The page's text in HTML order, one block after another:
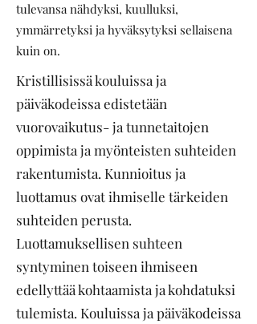
tulevansa nähdyksi, kuulluksi,
ymmärretyksi ja hyväksytyksi sellaisena
kuin on.
Kristillisissä kouluissa ja
päiväkodeissa edistetään
vuorovaikutus- ja tunnetaitojen
oppimista ja myönteisten suhteiden
rakentumista. Kunnioitus ja
luottamus ovat ihmiselle tärkeiden
suhteiden perusta.
Luottamuksellisen suhteen
syntyminen toiseen ihmiseen
edellyttää kohtaamista ja kohdatuksi
tulemista. Kouluissa ja päiväkodeissa